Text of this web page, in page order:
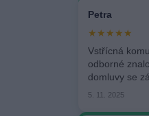
Petra
★★★★★
Vstřícná
odborné
domluvy se
5. 11. 2025